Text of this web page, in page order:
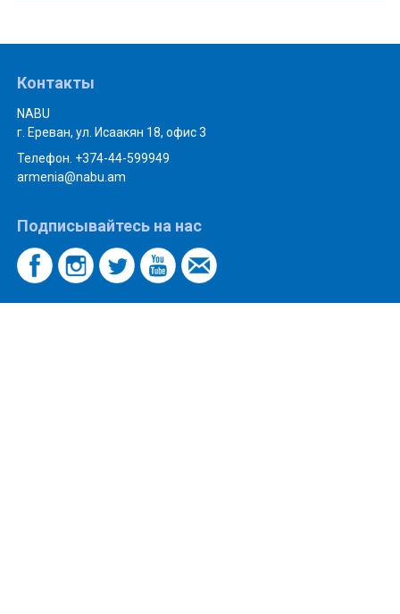
Контакты
NABU
г. Ереван, ул. Исаакян 18, офис 3
Телефон. +374-44-599949
armenia@nabu.am
Подписывайтесь на нас